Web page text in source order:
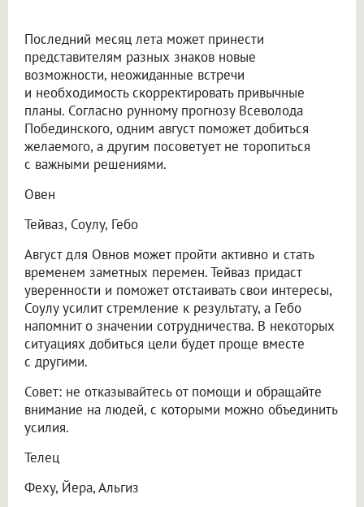
Последний месяц лета может принести
представителям разных знаков новые
возможности, неожиданные встречи
и необходимость скорректировать привычные
планы. Согласно рунному прогнозу Всеволода
Побединского, одним август поможет добиться
желаемого, а другим посоветует не торопиться
с важными решениями.
Овен
Тейваз, Соулу, Гебо
Август для Овнов может пройти активно и стать
временем заметных перемен. Тейваз придаст
уверенности и поможет отстаивать свои интересы,
Соулу усилит стремление к результату, а Гебо
напомнит о значении сотрудничества. В некоторых
ситуациях добиться цели будет проще вместе
с другими.
Совет: не отказывайтесь от помощи и обращайте
внимание на людей, с которыми можно объединить
усилия.
Телец
Феху, Йера, Альгиз